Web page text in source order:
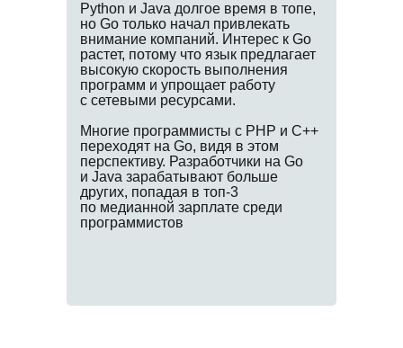
Python и Java долгое время в топе,
но Go только начал привлекать
внимание компаний. Интерес к Go
растет, потому что язык предлагает
высокую скорость выполнения
программ и упрощает работу
с сетевыми ресурсами.
Многие программисты с PHP и C++
переходят на Go, видя в этом
перспективу. Разработчики на Go
и Java зарабатывают больше
других, попадая в топ-3
по медианной зарплате среди
программистов